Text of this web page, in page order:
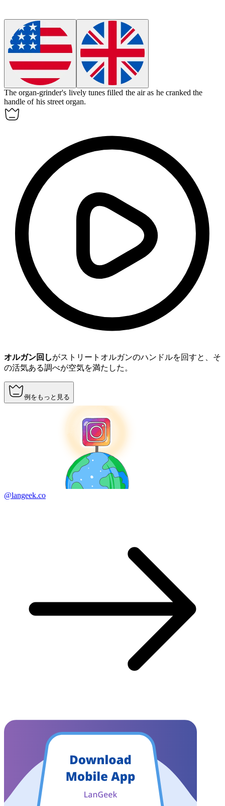
The organ-grinder's lively tunes filled the air as he cranked the
handle of his street organ.
オルガン回しがストリートオルガンのハンドルを回すと、そ
の活気ある調べが空気を満たした。
例をもっと見る
@langeek.co